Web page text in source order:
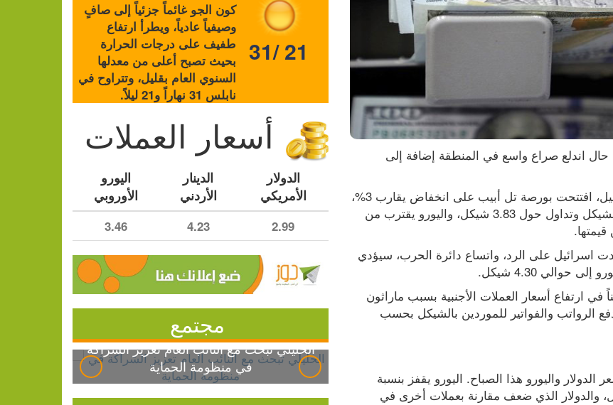
كون الجو غائماً جزئياً إلى صافٍ
وصيفياً عادياً، ويطرأ ارتفاع
طفيف على درجات الحرارة
بحيث تصبح أعلى من معدلها
السنوي العام بقليل، وتتراوح في
نابلس 31 نهاراً و21 ليلاً.
31/ 21
أسعار العملات
الدولار
الأمريكي
الدينار
الأردني
اليورو
الأوروبي
2.99
4.23
3.46
مجتمع
الخليلي تبحث مع النائب العام تعزيز الشراكة
في منظومة الحماية